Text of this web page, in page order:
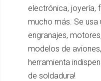
electrónica, joyería,
mucho más. Se usa
engranajes,
modelos de
herramienta
de soldadura!